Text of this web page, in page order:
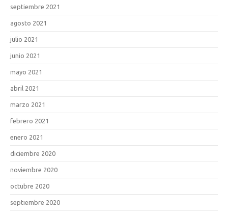
septiembre 2021
agosto 2021
julio 2021
junio 2021
mayo 2021
abril 2021
marzo 2021
febrero 2021
enero 2021
diciembre 2020
noviembre 2020
octubre 2020
septiembre 2020